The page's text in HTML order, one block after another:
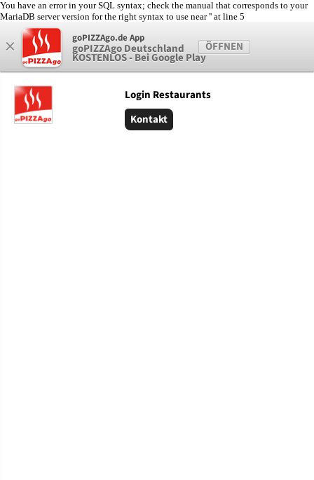
You have an error in your SQL syntax; check the manual that corresponds to your
MariaDB server version for the right syntax to use near '' at line 5
× goPIZZAgo.de App
goPIZZAgo Deutschland
KOSTENLOS - Bei Google Play
ÖFFNEN
Login Restaurants
Kontakt
0 Artikel vorhanden